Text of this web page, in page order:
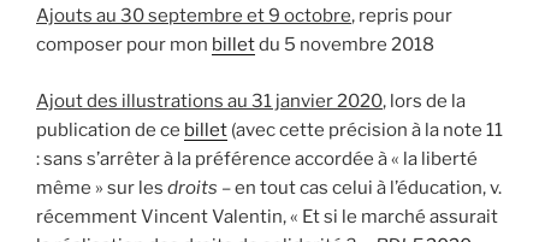
Ajouts au 30 septembre et 9 octobre, repris pour
composer pour mon billetdu 5 novembre 2018
Ajout des illustrations au 31 janvier 2020, lors de la
publication de ce billet (avec cette précision à la note 11
: sans s’arrêter à la préférence accordée à « la liberté
même » sur les droits – en tout cas celui à l’éducation, v.
récemment Vincent Valentin, « Et si le marché assurait